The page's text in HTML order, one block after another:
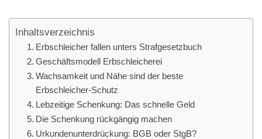
Inhaltsverzeichnis
Erbschleicher fallen unters Strafgesetzbuch
Geschäftsmodell Erbschleicherei
Wachsamkeit und Nähe sind der beste
Erbschleicher-Schutz
Lebzeitige Schenkung: Das schnelle Geld
Die Schenkung rückgängig machen
Urkundenunterdrückung: BGB oder StgB?